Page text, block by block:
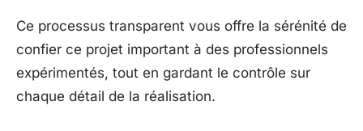
Ce processus transparent vous offre la sérénité de
confier ce projet important à des professionnels
expérimentés, tout en gardant le contrôle sur
chaque détail de la réalisation.